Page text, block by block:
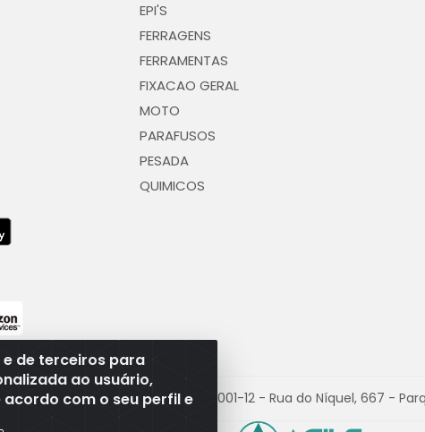
de terceiros para
ao usuário,
com o seu perfil e
EPI'S
FERRAGENS
FERRAMENTAS
FIXACAO GERAL
MOTO
PARAFUSOS
PESADA
QUIMICOS
LTDA - CNPJ 08.528.393/0001-12 - Rua do Níquel, 667 -